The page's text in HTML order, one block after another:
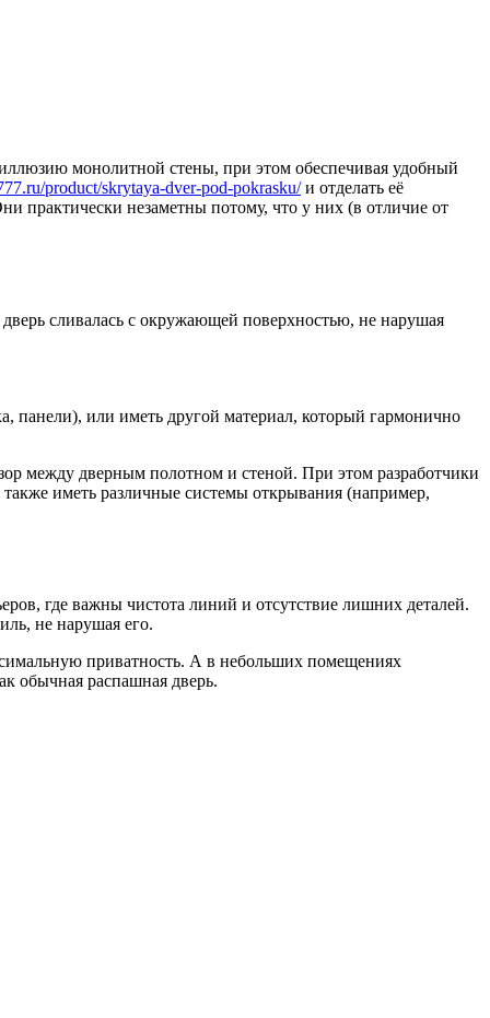
монолитной стены, при этом обеспечивая удобный
product/skrytaya-dver-pod-pokrasku/и отделать её
практически незаметны потому, что у них (в отличие от
сливалась с окружающей поверхностью, не нарушая
панели), или иметь другой материал, который гармонично
между дверным полотном и стеной. При этом разработчики
также иметь различные системы открывания (например,
где важны чистота линий и отсутствие лишних деталей.
не нарушая его.
приватность. А в небольших помещениях
обычная распашная дверь.